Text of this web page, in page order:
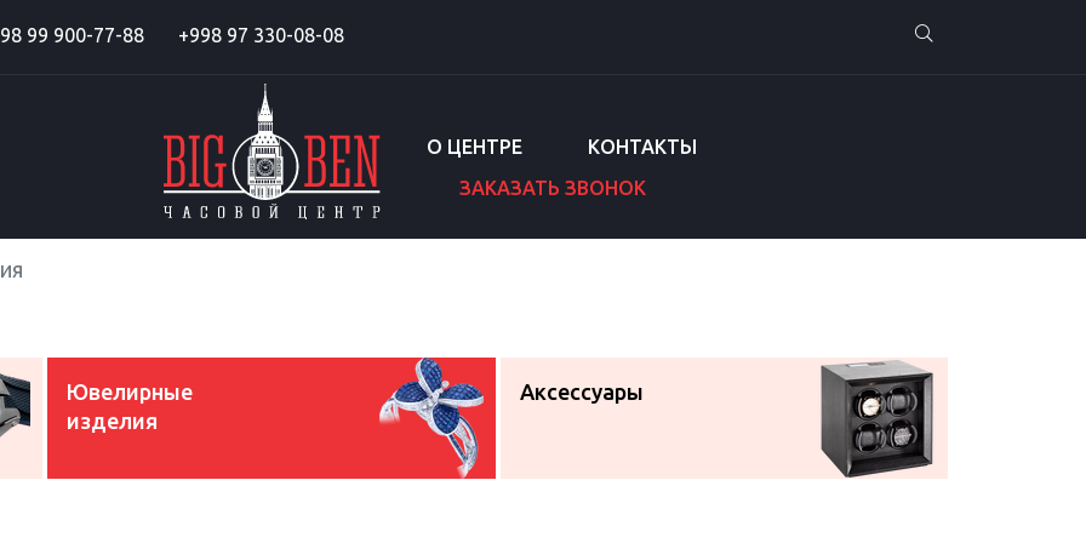
99 900-77-88 +998 97 330-08-08
О ЦЕНТРЕ
КОНТАКТЫ
ЗАКАЗАТЬ ЗВОНОК
Ювелирные
изделия
Аксессуары